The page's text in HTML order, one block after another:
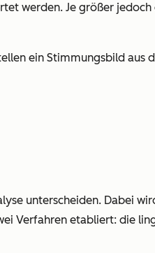
werden. Je größer
ein Stimmungsbild aus
unterscheiden. Dabei
Verfahren etabliert: die